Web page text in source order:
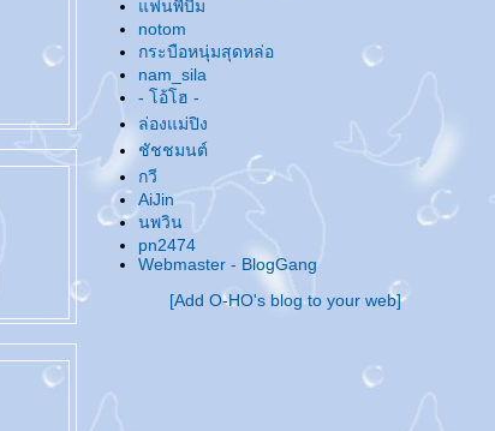
@... กลับมาบ้าเมะอีกรอบแล้ว ทำไงดี ...@
@... อัพเดทชีวิต ...@
@... ... ...@
@... Happy New Year 2008 ...@
@... Up Up Up ...@
@... ชวนไปงาน Love is all around... Seeking
True Love ค่ะ ...@
@... โนดาเมะ..จั..งงงงง ...@
@... แต่งธรรมาสน์ เทศน์มหาชาติ ...@
@... !@#$%^&*#? ...@
@... งานหนังสือกำลังจะมาถึงอีกแว้ว..ว..ว ...@
@... อัพเดทกันหน่อย ...@
@... Tag - ความฝันของคนหน้าเหมือนคนดัง
ฟนพี่บีม
notom
กระบือหนุ่มสุดหล่อ
nam_sila
- โอ้โฮ -
ล่องแม่ปิง
ชัชชมนต์
กวี
AiJin
นพวิน
pn2474
Webmaster - BlogGang
[Add O-HO's blog to your web]